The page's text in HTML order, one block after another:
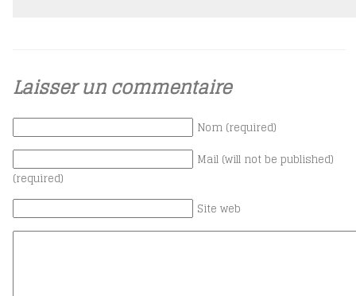
Laisser un commentaire
Nom (required)
Mail (will not be published)
(required)
Site web